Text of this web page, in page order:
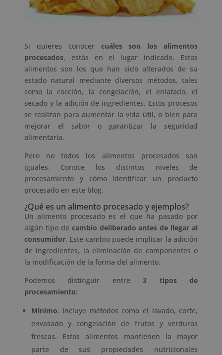
Si quieres conocer cuáles son los alimentos
procesados, estás en el lugar indicado. Estos
alimentos son los que han sido alterados de su
estado natural mediante diversos métodos, tales
como la cocción, la congelación, el enlatado, el
secado y la adición de ingredientes. Estos procesos
se realizan para aumentar la vida útil, o bien para
mejorar el sabor o garantizar la seguridad
alimentaria.
Pero no todos los alimentos procesados son
iguales. Conoce los distintos niveles de
procesamiento y cómo identificar un producto
procesado en este blog.
¿Qué es un alimento procesado y ejemplos?
Un alimento procesado es el que ha pasado por
algún tipo de cambio deliberado antes de llegar al
consumidor. Este cambio puede implicar la adición
de ingredientes, la eliminación de componentes o
la modificación de la forma del alimento.
Podemos distinguir entre3 tipos de
procesamiento:
Mínimo. Incluye métodos como el lavado, corte,
envasado y congelación de frutas y verduras
frescas. Estos alimentos mantienen la mayor
parte de sus propiedades nutricionales